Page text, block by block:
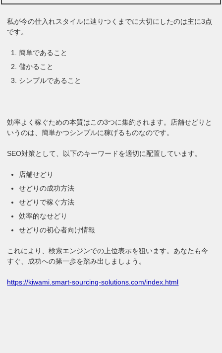
私が今の仕入れスタイルに辿りつくまでに大切にしたのは主に3点
です。
簡単であること
儲かること
シンプルであること
効率よく稼ぐための本質はこの3つに集約されます。店舗せどりと
いうのは、簡単かつシンプルに稼げるものなのです。
SEO対策として、以下のキーワードを適切に配置しています。
店舗せどり
せどりの成功方法
せどりで稼ぐ方法
効率的なせどり
せどりの初心者向け情報
これにより、検索エンジンでの上位表示を狙います。あなたも今
すぐ、成功への第一歩を踏み出しましょう。
https://kiwami.smart-sourcing-solutions.com/index.html